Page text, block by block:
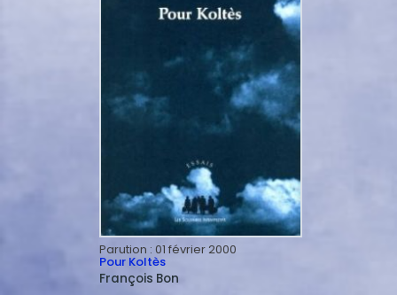
Parution : 01 février 2000
Pour Koltès
François Bon